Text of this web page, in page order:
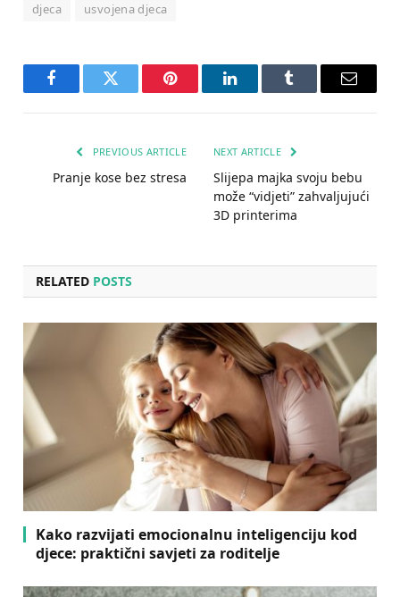
djeca usvojena djeca
FacebookTwitter Pinterest LinkedInTumblr Email
PREVIOUS ARTICLE
Pranje kose bez stresa
NEXT ARTICLE
Slijepa majka svoju bebu
može “vidjeti” zahvaljujući
3D printerima
RELATED POSTS
Kako razvijati emocionalnu inteligenciju kod
djece: praktični savjeti za roditelje